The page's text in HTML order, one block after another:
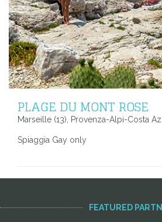
PLAGE DU MONT ROSE
Marseille (13), Provenza-Alpi-Costa
Spiaggia Gay only
FEATURED